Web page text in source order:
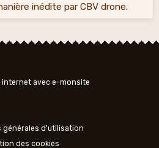
inédite par CBV drone.
internet avec e-monsite
générales d'utilisation
des cookies